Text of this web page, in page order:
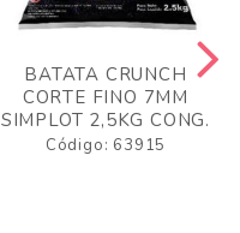
BATATA CRUNCH
CORTE FINO 7MM
SIMPLOT 2,5KG CONG.
Código: 63915